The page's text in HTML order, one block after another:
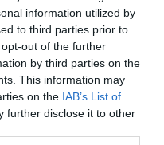
information utilized by
to third parties prior to
out of the further
by third parties on the
This information may
on the IAB’s List of
further disclose it to other
era
més